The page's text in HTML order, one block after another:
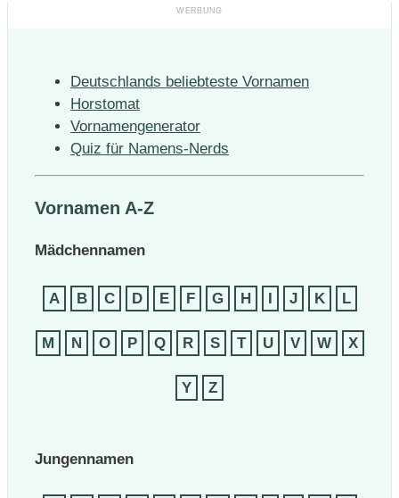
Deutschlands beliebteste Vornamen
Horstomat
Vornamengenerator
Quiz für Namens-Nerds
Vornamen A-Z
Mädchennamen
A B C D E F G H I J K L
M N O P Q R S T U V W X
Y Z
Jungennamen